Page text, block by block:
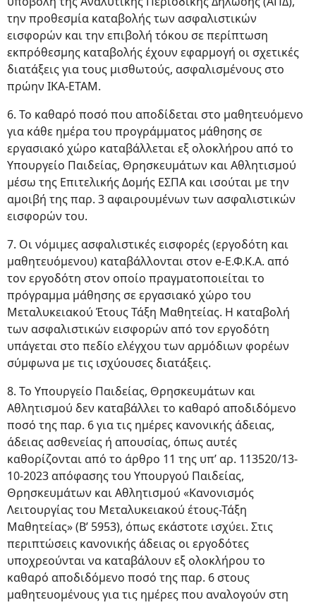
την προθεσμία καταβολής των ασφαλιστικών
εισφορών και την επιβολή τόκου σε περίπτωση
εκπρόθεσμης καταβολής έχουν εφαρμογή οι σχετικές
διατάξεις για τους μισθωτούς, ασφαλισμένους στο
πρώην ΙΚΑ-ΕΤΑΜ.
6. Το καθαρό ποσό που αποδίδεται στο μαθητευόμενο
για κάθε ημέρα του προγράμματος μάθησης σε
εργασιακό χώρο καταβάλλεται εξ ολοκλήρου από το
Υπουργείο Παιδείας, Θρησκευμάτων και Αθλητισμού
μέσω της Επιτελικής Δομής ΕΣΠΑ και ισούται με την
αμοιβή της παρ. 3 αφαιρουμένων των ασφαλιστικών
εισφορών του.
7. Οι νόμιμες ασφαλιστικές εισφορές (εργοδότη και
μαθητευόμενου) καταβάλλονται στον e-Ε.Φ.Κ.Α. από
τον εργοδότη στον οποίο πραγματοποιείται το
πρόγραμμα μάθησης σε εργασιακό χώρο του
Μεταλυκειακού Έτους Τάξη Μαθητείας. Η καταβολή
των ασφαλιστικών εισφορών από τον εργοδότη
υπάγεται στο πεδίο ελέγχου των αρμόδιων φορέων
σύμφωνα με τις ισχύουσες διατάξεις.
8. Το Υπουργείο Παιδείας, Θρησκευμάτων και
Αθλητισμού δεν καταβάλλει το καθαρό αποδιδόμενο
ποσό της παρ. 6 για τις ημέρες κανονικής άδειας,
άδειας ασθενείας ή απουσίας, όπως αυτές
καθορίζονται από το άρθρο 11 της υπ’ αρ. 113520/13-
10-2023 απόφασης του Υπουργού Παιδείας,
Θρησκευμάτων και Αθλητισμού «Κανονισμός
Λειτουργίας του Μεταλυκειακού έτους-Τάξη
Μαθητείας» (Β’ 5953), όπως εκάστοτε ισχύει. Στις
περιπτώσεις κανονικής άδειας οι εργοδότες
υποχρεούνται να καταβάλουν εξ ολοκλήρου το
καθαρό αποδιδόμενο ποσό της παρ. 6 στους
μαθητευομένους για τις ημέρες που αναλογούν στη